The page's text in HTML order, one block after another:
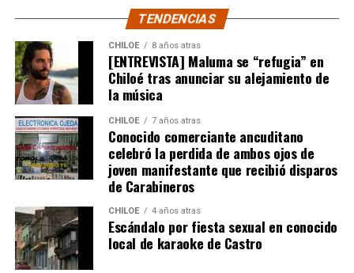
TENDENCIAS
CHILOE 8 años atras
[ENTREVISTA] Maluma se “refugia” en
Chiloé tras anunciar su alejamiento de
la música
CHILOE 7 años atras
Conocido comerciante ancuditano
celebró la perdida de ambos ojos de
joven manifestante que recibió disparos
de Carabineros
CHILOE 4 años atras
Escándalo por fiesta sexual en conocido
local de karaoke de Castro